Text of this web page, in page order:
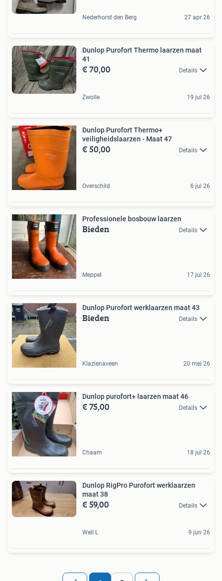
Nederhorst den Berg 27 apr 26
Dunlop Purofort Thermo laarzen maat
41
€ 70,00 Details
Zwolle 19 jul 26
Dunlop Purofort Thermo+
veiligheidslaarzen - Maat 47
€ 50,00 Details
Overschild 6 jul 26
Professionele bosbouw laarzen
Bieden Details
Meppel 17 jul 26
Dunlop Purofort werklaarzen maat 43
Bieden Details
Klazienaveen 20 mei 26
Dunlop purofort+ laarzen maat 46
€ 75,00 Details
Chaam 18 jul 26
Dunlop RigPro Purofort werklaarzen
maat 38
€ 59,00 Details
Well L 9 jun 26